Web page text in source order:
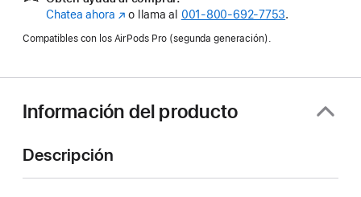
Chatea ahora (se
nueva
o llama al 001‑800‑692‑7753.
Compatibles con los AirPods Pro (segunda generación).
Información del producto
Descripción